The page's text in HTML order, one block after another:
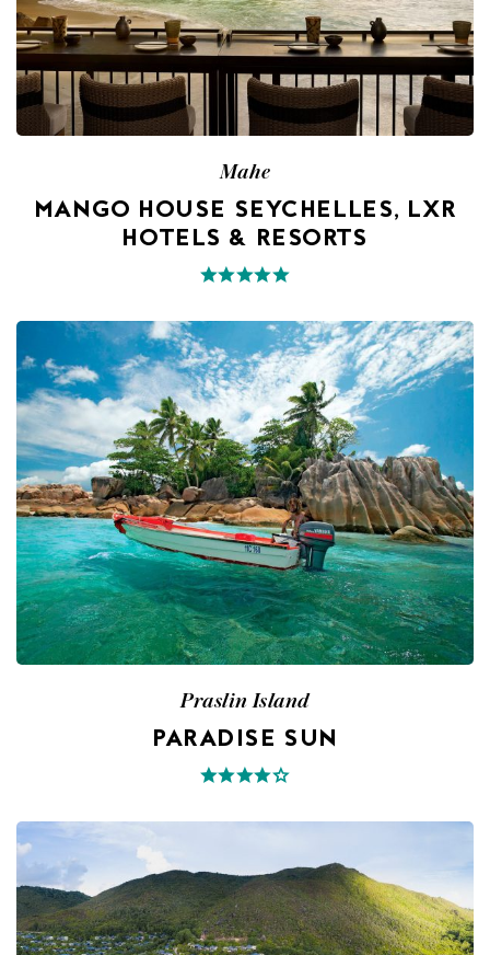
Mahe
MANGO HOUSE SEYCHELLES, LXR
HOTELS & RESORTS
Praslin Island
PARADISE SUN